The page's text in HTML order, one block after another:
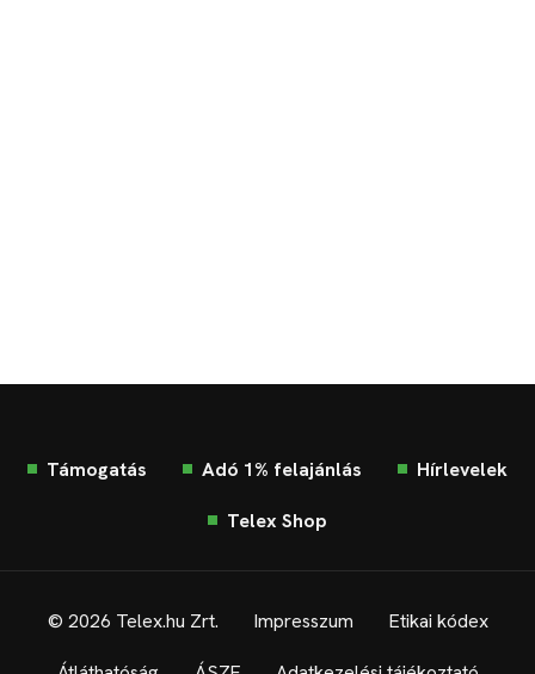
Támogatás Adó 1% felajánlás Hírlevelek
Telex Shop
© 2026 Telex.hu Zrt. Impresszum Etikai kódex